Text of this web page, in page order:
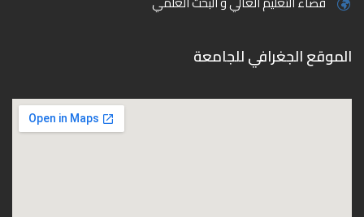
الموقع الجغرافي للجامعة